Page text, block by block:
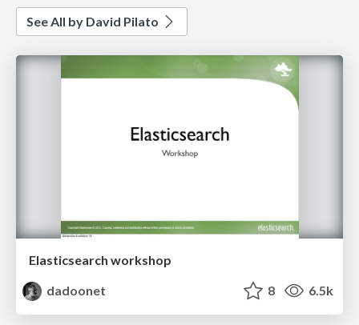
See All by David Pilato
Elasticsearch workshop
dadoonet
8 6.5k